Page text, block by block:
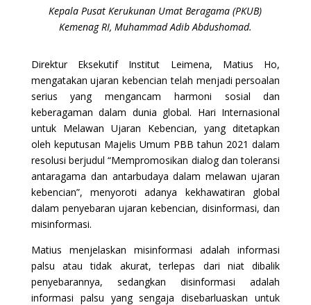
Kepala Pusat Kerukunan Umat Beragama (PKUB)
Kemenag RI, Muhammad Adib Abdushomad.
Direktur Eksekutif Institut Leimena, Matius Ho,
mengatakan ujaran kebencian telah menjadi persoalan
serius yang mengancam harmoni sosial dan
keberagaman dalam dunia global. Hari Internasional
untuk Melawan Ujaran Kebencian, yang ditetapkan
oleh keputusan Majelis Umum PBB tahun 2021 dalam
resolusi berjudul “Mempromosikan dialog dan toleransi
antaragama dan antarbudaya dalam melawan ujaran
kebencian”, menyoroti adanya kekhawatiran global
dalam penyebaran ujaran kebencian, disinformasi, dan
misinformasi.
Matius menjelaskan misinformasi adalah informasi
palsu atau tidak akurat, terlepas dari niat dibalik
penyebarannya, sedangkan disinformasi adalah
informasi palsu yang sengaja disebarluaskan untuk